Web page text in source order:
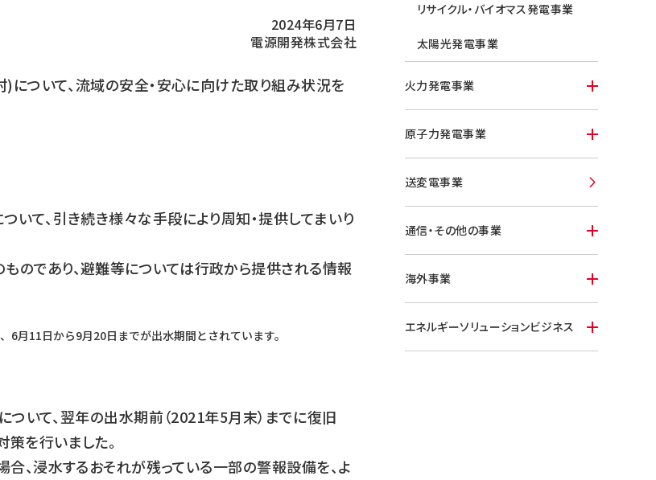
2024年6月7日
電源開発株式会社
ついて、流域の安全・安心に向けた取り組み状況を
いて、引き続き様々な手段により周知・提供してまいり
のであり、避難等については行政から提供される情報
月11日から9月20日までが出水期間とされています。
ついて、翌年の出水期前（2021年5月末）までに復旧
を行いました。
、浸水するおそれが残っている一部の警報設備を、よ
リサイクル・バイオマス発電事業
太陽光発電事業
火力発電事業
原子力発電事業
送変電事業
通信・その他の事業
海外事業
エネルギーソリューションビジネス